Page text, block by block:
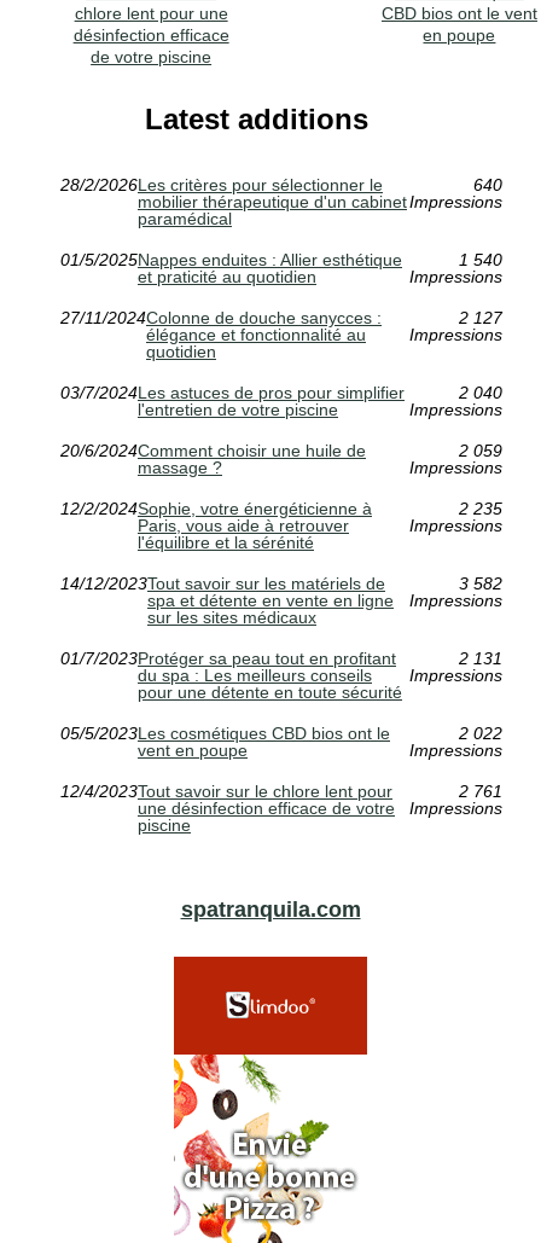
chlore lent pour une
désinfection efficace
de votre piscine
CBD bios ont le vent
en poupe
Latest additions
28/2/2026Les critères pour sélectionner le
mobilier thérapeutique d'un cabinet
paramédical
640
Impressions
01/5/2025Nappes enduites : Allier esthétique
et praticité au quotidien
1 540
Impressions
27/11/2024Colonne de douche sanycces :
élégance et fonctionnalité au
quotidien
2 127
Impressions
03/7/2024Les astuces de pros pour simplifier
l'entretien de votre piscine
2 040
Impressions
20/6/2024Comment choisir une huile de
massage ?
2 059
Impressions
12/2/2024Sophie, votre énergéticienne à
Paris, vous aide à retrouver
l'équilibre et la sérénité
2 235
Impressions
14/12/2023Tout savoir sur les matériels de
spa et détente en vente en ligne
sur les sites médicaux
3 582
Impressions
01/7/2023Protéger sa peau tout en profitant
du spa : Les meilleurs conseils
pour une détente en toute sécurité
2 131
Impressions
05/5/2023Les cosmétiques CBD bios ont le
vent en poupe
2 022
Impressions
12/4/2023Tout savoir sur le chlore lent pour
une désinfection efficace de votre
piscine
2 761
Impressions
spatranquila.com